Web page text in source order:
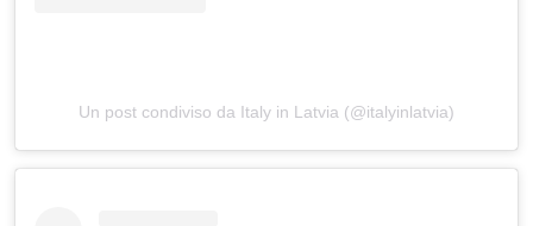
Un post condiviso da Italy in Latvia (@italyinlatvia)